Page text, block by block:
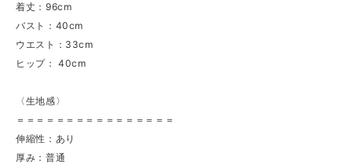
着丈：96cm
バスト：40cm
ウエスト：33cm
ヒップ： 40cm
〈生地感〉
＝＝＝＝＝＝＝＝＝＝＝＝＝＝＝＝
伸縮性：あり
厚み：普通